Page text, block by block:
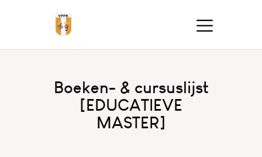
Boeken- & cursuslijst
[EDUCATIEVE
MASTER]